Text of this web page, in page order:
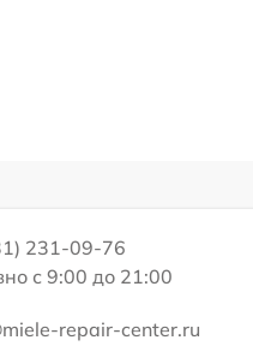
231-09-76
с 9:00 до 21:00
repair-center.ru